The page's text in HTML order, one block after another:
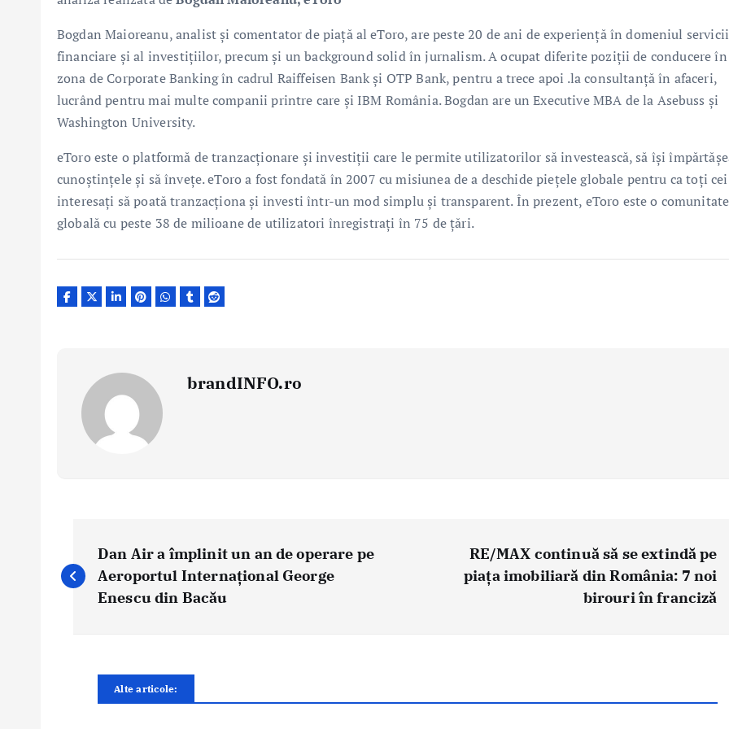
Bogdan Maioreanu, analist și comentator de piață al eToro, are peste 20 de ani de experiență în domeniul
financiare și al investițiilor, precum și un background solid în jurnalism. A ocupat diferite poziții de conducere în
zona de Corporate Banking în cadrul Raiffeisen Bank și OTP Bank, pentru a trece apoi .la consultanță în afaceri,
lucrând pentru mai multe companii printre care și IBM România. Bogdan are un Executive MBA de la Asebuss și
Washington University.
eToro este o platformă de tranzacționare și investiții care le permite utilizatorilor să investească, să își
cunoștințele și să învețe. eToro a fost fondată în 2007 cu misiunea de a deschide piețele globale pentru ca toți cei
interesați să poată tranzacționa și investi într-un mod simplu și transparent. În prezent, eToro este o comunitate
globală cu peste 38 de milioane de utilizatori înregistrați în 75 de țări.
brandINFO.ro
v
Dan Air a împlinit un an de operare pe
Aeroportul Internațional George
Enescu din Bacău
RE/MAX continuă să se extindă pe
piața imobiliară din România: 7 noi
birouri în franciză
Alte articole: